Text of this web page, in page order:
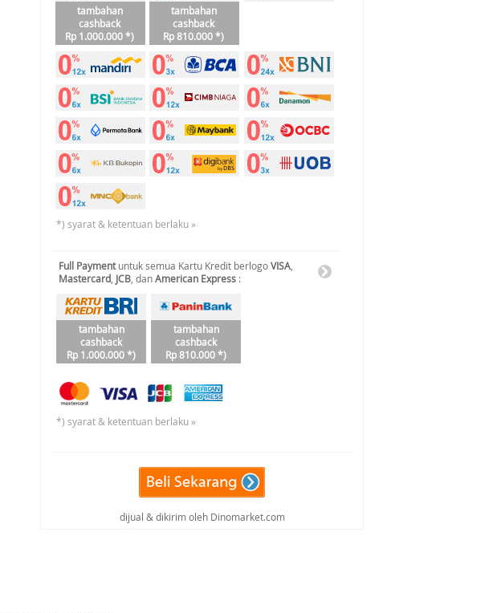
tambahan
cashback
Rp 1.000.000 *)
tambahan
cashback
Rp 810.000 *)
*) syarat & ketentuan berlaku »
Full Paymentuntuk semua Kartu Kredit berlogoVISA
Mastercard JCB , danAmerican Express :
tambahan
cashback
Rp 1.000.000 *)
tambahan
cashback
Rp 810.000 *)
*) syarat & ketentuan berlaku »
dijual & dikirim oleh Dinomarket.com